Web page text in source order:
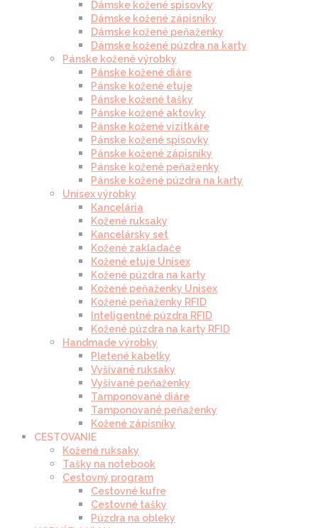
Dámske kožené spisovky
Dámske kožené zápisníky
Dámske kožené peňaženky
Dámske kožené púzdra na karty
Pánske kožené výrobky
Pánske kožené diáre
Pánske kožené etuje
Pánske kožené tašky
Pánske kožené aktovky
Pánske kožené vizitkáre
Pánske kožené spisovky
Pánske kožené zápisníky
Pánske kožené peňaženky
Pánske kožené púzdra na karty
Unisex výrobky
Kancelária
Kožené ruksaky
Kancelársky set
Kožené zakladače
Kožené etuje Unisex
Kožené púzdra na karty
Kožené peňaženky Unisex
Kožené peňaženky RFID
Inteligentné púzdra RFID
Kožené púzdra na karty RFID
Handmade výrobky
Pletené kabelky
Vyšívané ruksaky
Vyšívané peňaženky
Tamponované diáre
Tamponované peňaženky
Kožené zápisníky
CESTOVANIE
Kožené ruksaky
Tašky na notebook
Cestovný program
Cestovné kufre
Cestovné tašky
Púzdra na obleky